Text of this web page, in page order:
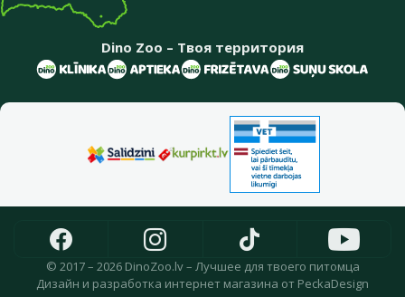
Dino Zoo – Твоя территория
© 2017 – 2026 DinoZoo.lv – Лучшее для твоего питомца
Дизайн и разработка интернет магазина от PeckaDesign